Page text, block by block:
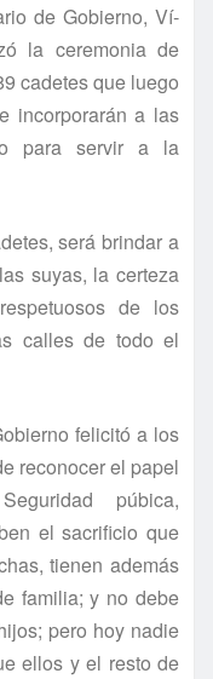
de Gobierno, Ví­
la ceremonia de
cadetes que luego
incorporarán a las
para servir a la
será brindar a
suyas, la certeza
de los
calles de todo el
felicitó a los
reconocer el papel
púbica,
el sacrificio que
tienen además
familia; y no debe
pero hoy nadie
ellos y el resto de